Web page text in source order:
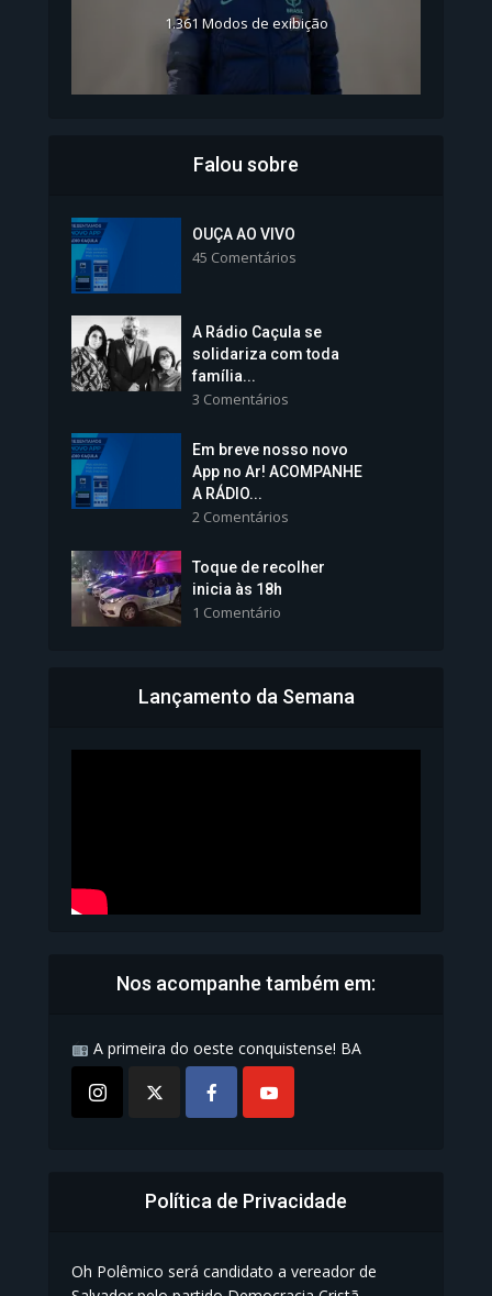
1.361 Modos de exibição
Colégios da Polícia...
Vice-Prefeita Sheila Lemos
tomará posse nesta...
1.101 Modos de exibição
Bahia inicia emissão da
Falou sobre
OUÇA AO VIVO
45 Comentários
A Rádio Caçula se
solidariza com toda
família...
3 Comentários
Em breve nosso novo
App no Ar! ACOMPANHE
A RÁDIO...
2 Comentários
Toque de recolher
inicia às 18h
1 Comentário
Lançamento da Semana
Nos acompanhe também em:
A primeira do oeste conquistense! BA
Política de Privacidade
Oh Polêmico será candidato a vereador de